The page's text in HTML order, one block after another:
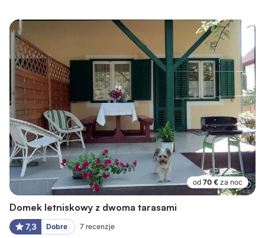
od 70 € za noc
Domek letniskowy z dwoma tarasami
7,3 Dobre 7 recenzje